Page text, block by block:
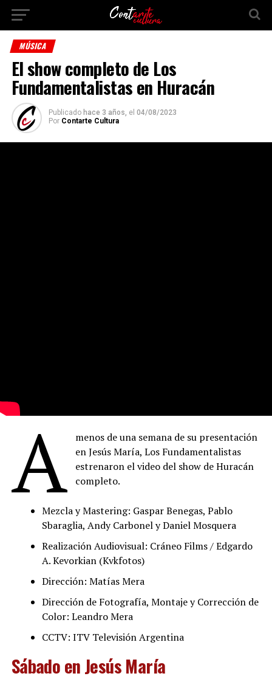
MÚSICA
El show completo de Los
Fundamentalistas en Huracán
Publicado hace 3 años, el 04/08/2023
Por Contarte Cultura
A
menos de una semana de su presentación
en Jesús María, Los Fundamentalistas
estrenaron el video del show de Huracán
completo.
Mezcla y Mastering: Gaspar Benegas, Pablo
Sbaraglia, Andy Carbonel y Daniel Mosquera
Realización Audiovisual: Cráneo Films / Edgardo
A. Kevorkian (Kvkfotos)
Dirección: Matías Mera
Dirección de Fotografía, Montaje y Corrección de
Color: Leandro Mera
CCTV: ITV Televisión Argentina
Sábado en Jesús María